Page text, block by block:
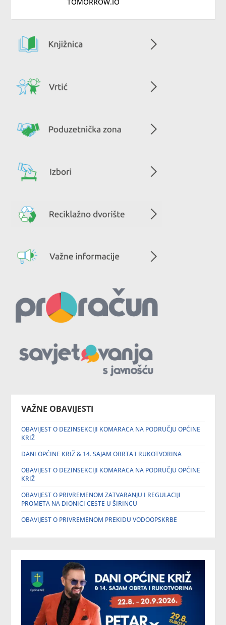
VAŽNE OBAVIJESTI
OBAVIJEST O DEZINSEKCIJI KOMARACA NA PODRUČJU OPĆINE
KRIŽ
DANI OPĆINE KRIŽ & 14. SAJAM OBRTA I RUKOTVORINA
OBAVIJEST O DEZINSEKCIJI KOMARACA NA PODRUČJU OPĆINE
KRIŽ
OBAVIJEST O PRIVREMENOM ZATVARANJU I REGULACIJI
PROMETA NA DIONICI CESTE U ŠIRINCU
OBAVIJEST O PRIVREMENOM PREKIDU VODOOPSKRBE